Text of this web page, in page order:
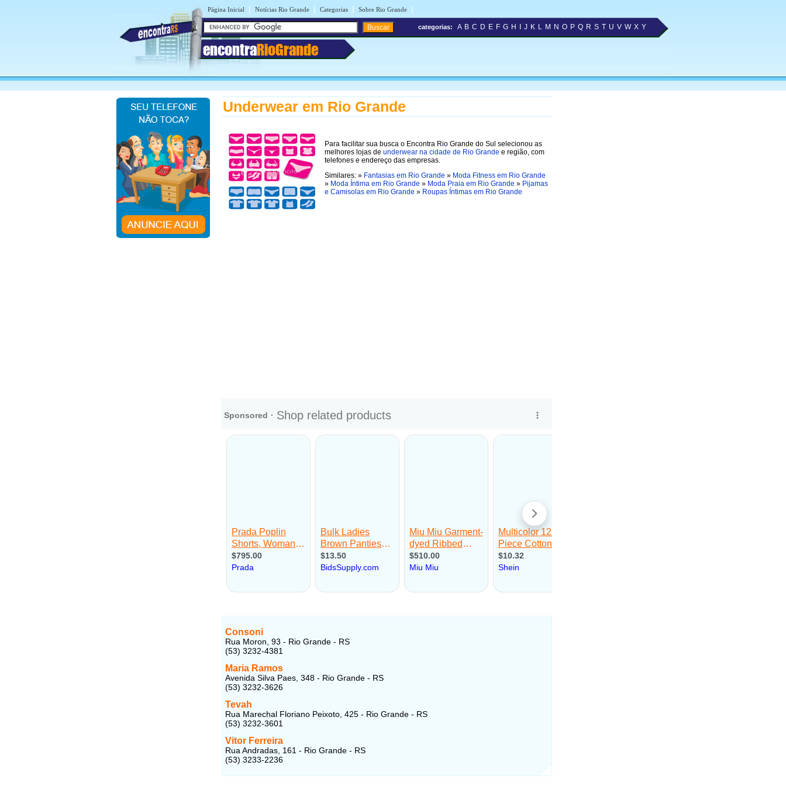
Página Inicial | Notícias Rio Grande | Categorias | Sobre Rio Grande |
encontraRioGrande
categorias: A B C D E F G H J K L M N O P Q R S T U V W X Y
Underwear em Rio Grande
Para facilitar sua busca o Encontra Rio Grande do Sul selecionou as
melhores lojas de underwear na cidade de Rio Grande e região, com
telefones e endereço das empresas.
Similares: » Fantasias em Rio Grande » Moda Fitness em Rio Grande
» Moda Íntima em Rio Grande » Moda Praia em Rio Grande » Pijamas
e Camisolas em Rio Grande » Roupas Íntimas em Rio Grande
Consoni
Rua Moron, 93 - Rio Grande - RS
(53) 3232-4381
Maria Ramos
Avenida Silva Paes, 348 - Rio Grande - RS
(53) 3232-3626
Tevah
Rua Marechal Floriano Peixoto, 425 - Rio Grande - RS
(53) 3232-3601
Vitor Ferreira
Rua Andradas, 161 - Rio Grande - RS
(53) 3233-2236